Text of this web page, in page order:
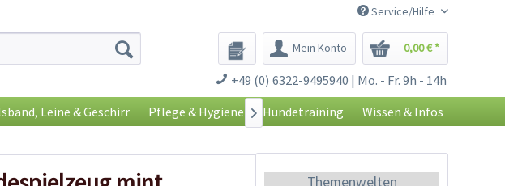
Service/Hilfe
Mein Konto 0,00 € *
+49 (0) 6322-9495940 | Mo. - Fr. 9h - 14h
Leine & Geschirr Pflege & Hygiene Hundetraining Wissen & Infos

Themenwelten